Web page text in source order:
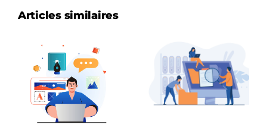
clés
Articles similaires
Comment
dénoncer
un usage
d’entreprise
sont les
obligations
sociales de
l’employeur